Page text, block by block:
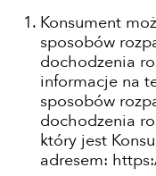
Konsument
sposobów
dochodzenia
informacje na
sposobów
dochodzenia
który jest
adresem: